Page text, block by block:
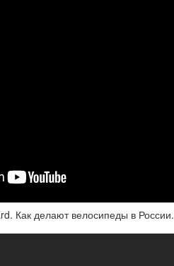
Как делают велосипеды в России.